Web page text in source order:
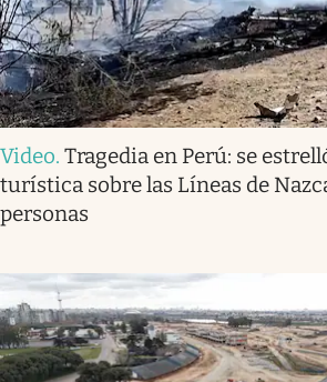
Video. Tragedia en Perú: se
turística sobre las Líneas de
personas